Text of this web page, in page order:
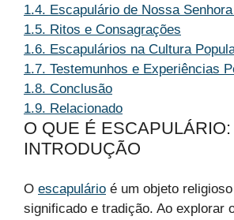
1.4. Escapulário de Nossa
1.5. Ritos e Consagrações
1.6. Escapulários na Cultura
1.7. Testemunhos e Experiências
1.8. Conclusão
1.9. Relacionado
O QUE É ESCAPULÁRIO:
INTRODUÇÃO
O escapulário é um objeto
significado e tradição. Ao explorar